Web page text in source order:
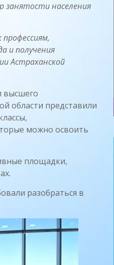
населения
и получения
Астраханской
высшего
области представили
можно освоить
площадки,
разобраться в